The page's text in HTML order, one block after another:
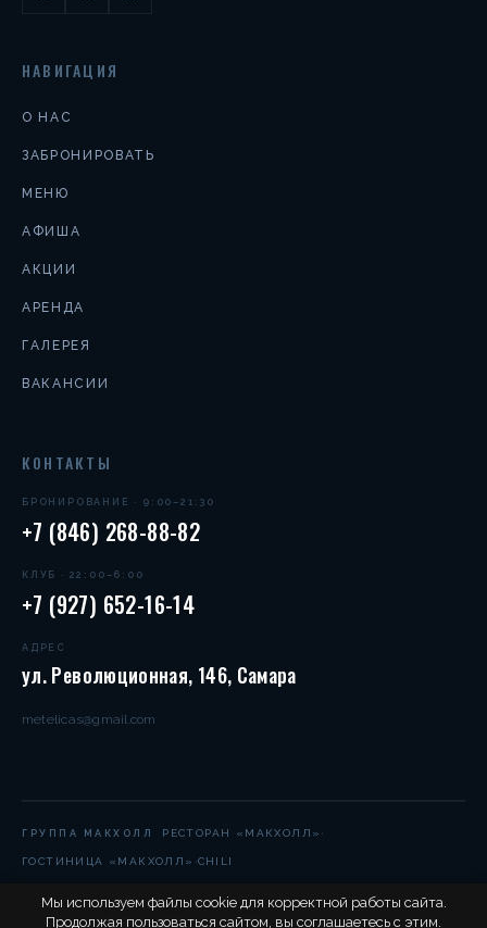
Мы используем файлы cookie для корректной работы сайта.
Продолжая пользоваться сайтом, вы соглашаетесь с этим.
НАВИГАЦИЯ
О НАС
ЗАБРОНИРОВАТЬ
МЕНЮ
АФИША
АКЦИИ
АРЕНДА
ГАЛЕРЕЯ
ВАКАНСИИ
КОНТАКТЫ
БРОНИРОВАНИЕ · 9:00–21:30
+7 (846) 268-88-82
КЛУБ · 22:00–6:00
+7 (927) 652-16-14
АДРЕС
ул. Революционная, 146, Самара
metelicas@gmail.com
ГРУППА МАКХОЛЛ РЕСТОРАН «МАКХОЛЛ» ·
ГОСТИНИЦА «МАКХОЛЛ» ·CHILI
© 2004–2026 Метелица-С. Все права защищены.